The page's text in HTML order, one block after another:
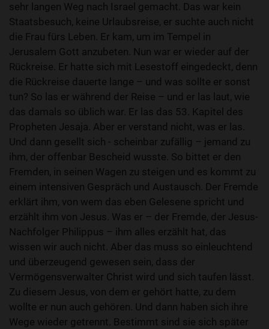
sehr langen Weg nach Israel gemacht. Das war kein
Staatsbesuch, keine Urlaubsreise, er suchte auch nicht
die Frau fürs Leben. Er kam, um im Tempel in
Jerusalem Gott anzubeten. Nun war er wieder auf der
Rückreise. Er hatte sich mit Lesestoff eingedeckt, denn
die Rückreise dauerte lange – und was sollte er sonst
tun? So las er während der Reise – und er las laut, wie
das damals so üblich war. Er las das 53. Kapitel des
Propheten Jesaja. Aber er verstand nicht, was er las.
Und dann gesellt sich - scheinbar zufällig – jemand zu
ihm, der offenbar Bescheid wusste. So bittet er den
Fremden, in seinen Wagen zu steigen und es kommt zu
einem intensiven Gespräch und Austausch. Der Fremde
erklärt ihm, von wem das eben Gelesene spricht und
erzählt ihm von Jesus. Was er – der Fremde, der Jesus-
Nachfolger Philippus – ihm alles erzählt hat, das
wissen wir auch nicht. Aber das muss so einleuchtend
und überzeugend gewesen sein, dass der
Vermögensverwalter Christ wird und sich taufen lässt.
Zu diesem Jesus, von dem er gehört hatte, zu dem
wollte er nun auch gehören. Und dann haben sich ihre
Wege wieder getrennt. Bestimmt sind sie sich später